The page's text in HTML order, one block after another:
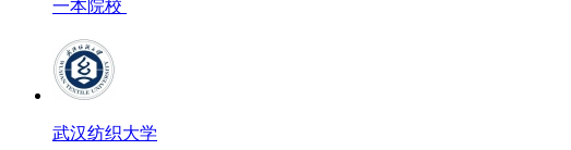
一本院校
武汉纺织大学